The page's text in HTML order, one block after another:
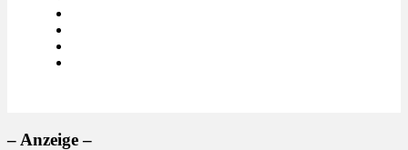
– Anzeige –